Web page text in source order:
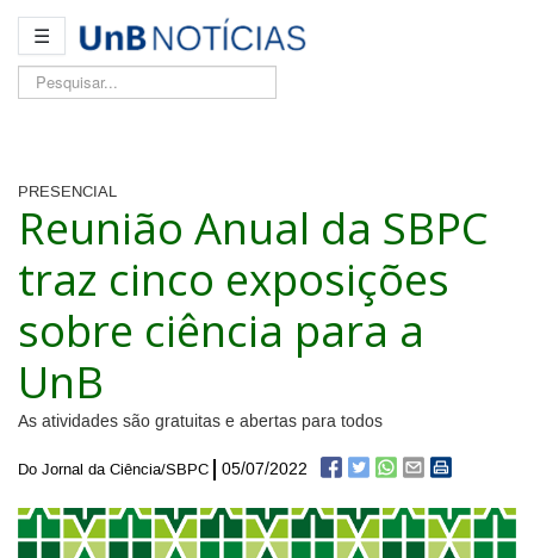
☰
Pesquisar...
PRESENCIAL
Reunião Anual da SBPC
traz cinco exposições
sobre ciência para a
UnB
As atividades são gratuitas e abertas para todos
Do Jornal da Ciência/SBPC 05/07/2022